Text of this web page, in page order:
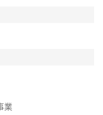
業